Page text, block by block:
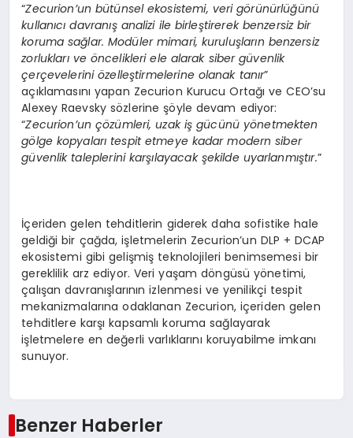
“Zecurion’un bütünsel ekosistemi, veri görünürlüğünü
kullanıcıdavranış analizi ile birleştirerek benzersiz bir
koruma sağlar. Modüler mimari, kuruluşların benzersiz
zorlukları ve öncelikleri ele alarak siber güvenlik
çerçeveleriniözelleştirmelerine olanak tanır”
açıklamasını yapan Zecurion Kurucu Ortağı ve CEO’su
Alexey Raevsky sözlerine şöyle devam ediyor:
“Zecurion’un çözümleri, uzak işgücünü yönetmekten
gölge kopyaları tespit etmeye kadar modern siber
güvenlik taleplerini karşılayacak şekilde uyarlanmıştır.”
İçeriden gelen tehditlerin giderek daha sofistike hale
geldiği bir çağda, işletmelerin Zecurion’un DLP + DCAP
ekosistemi gibi gelişmiş teknolojileri benimsemesi bir
gereklilik arz ediyor. Veri yaşam döngüsü yönetimi,
çalışan davranışlarının izlenmesi ve yenilikçi tespit
mekanizmalarına odaklanan Zecurion, içeriden gelen
tehditlere karşı kapsamlı koruma sağlayarak
işletmelere en değerli varlıklarını koruyabilme imkanı
sunuyor.
Benzer Haberler